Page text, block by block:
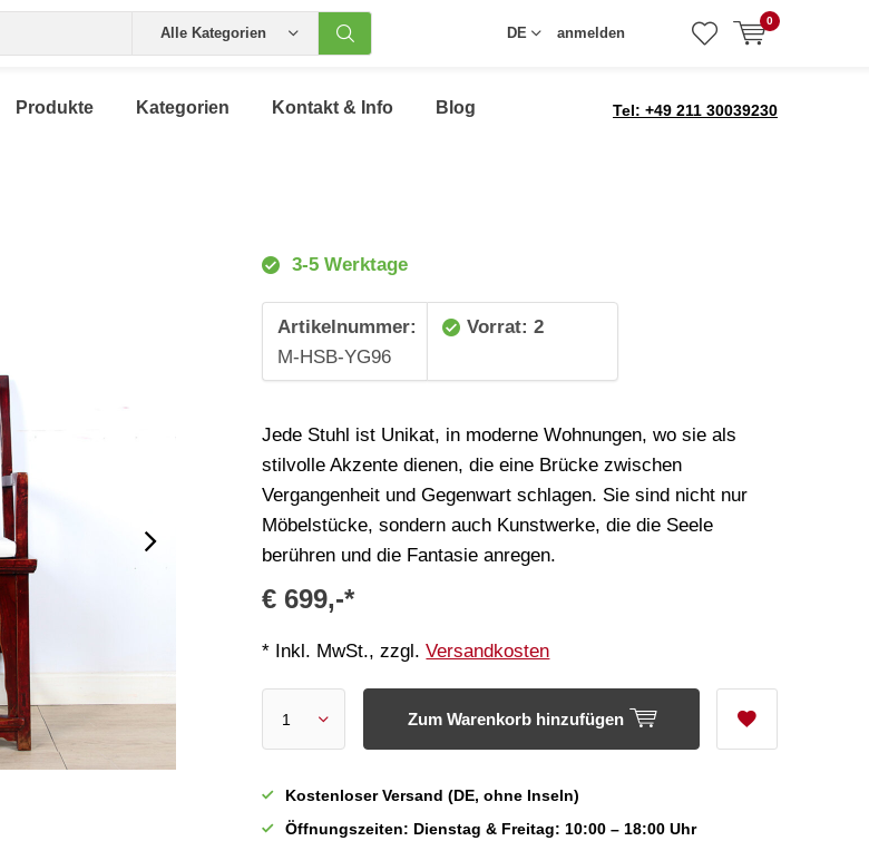
Alle Kategorien DE anmelden
0
Produkte Kategorien Kontakt & Info Blog Tel: +49 211 30039230
3-5 Werktage
Artikelnummer:
M-HSB-YG96
Vorrat: 2
Jede Stuhl ist Unikat, in moderne Wohnungen, wo sie als
stilvolle Akzente dienen, die eine Brücke zwischen
Vergangenheit und Gegenwart schlagen. Sie sind nicht nur
Möbelstücke, sondern auch Kunstwerke, die die Seele
berühren und die Fantasie anregen.
€ 699,-*
* Inkl. MwSt., zzgl.Versandkosten
Zum Warenkorb hinzufügen
Kostenloser Versand (DE, ohne Inseln)
Öffnungszeiten: Dienstag & Freitag: 10:00 – 18:00 Uhr